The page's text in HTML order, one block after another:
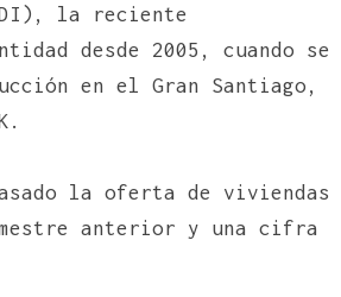
la reciente
desde 2005, cuando se
en el Gran Santiago,
la oferta de viviendas
anterior y una cifra